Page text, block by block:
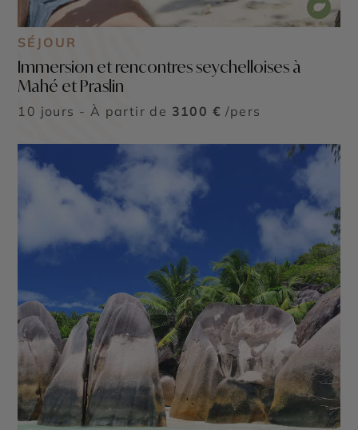
SÉJOUR
Immersion et rencontres seychelloises à
Mahé et Praslin
10 jours - À partir de 3100 € /pers